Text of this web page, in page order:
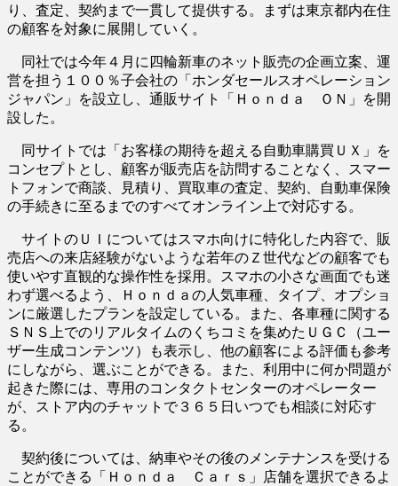
り、査定、契約まで一貫して提供する。まずは東京都内在住
の顧客を対象に展開していく。
同社では今年４月に四輪新車のネット販売の企画立案、運
営を担う１００％子会社の「ホンダセールスオペレーション
ジャパン」を設立し、通販サイト「Ｈｏｎｄａ ＯＮ」を開
設した。
同サイトでは「お客様の期待を超える自動車購買ＵＸ」を
コンセプトとし、顧客が販売店を訪問することなく、スマー
トフォンで商談、見積り、買取車の査定、契約、自動車保険
の手続きに至るまでのすべてオンライン上で対応する。
サイトのＵＩについてはスマホ向けに特化した内容で、販
売店への来店経験がないような若年のＺ世代などの顧客でも
使いやす直観的な操作性を採用。スマホの小さな画面でも迷
わず選べるよう、Ｈｏｎｄａの人気車種、タイプ、オプショ
ンに厳選したプランを設定している。また、各車種に関する
ＳＮＳ上でのリアルタイムのくちコミを集めたＵＧＣ（ユー
ザー生成コンテンツ）も表示し、他の顧客による評価も参考
にしながら、選ぶことができる。また、利用中に何か問題が
起きた際には、専用のコンタクトセンターのオペレーター
が、ストア内のチャットで３６５日いつでも相談に対応す
る。
契約後については、納車やその後のメンテナンスを受ける
ことができる「Ｈｏｎｄａ Ｃａｒｓ」店舗を選択できるよ